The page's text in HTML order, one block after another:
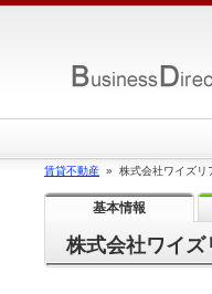
株式会社ワイズ
賃貸不動産 » 株式会社ワイズリ
基本情報